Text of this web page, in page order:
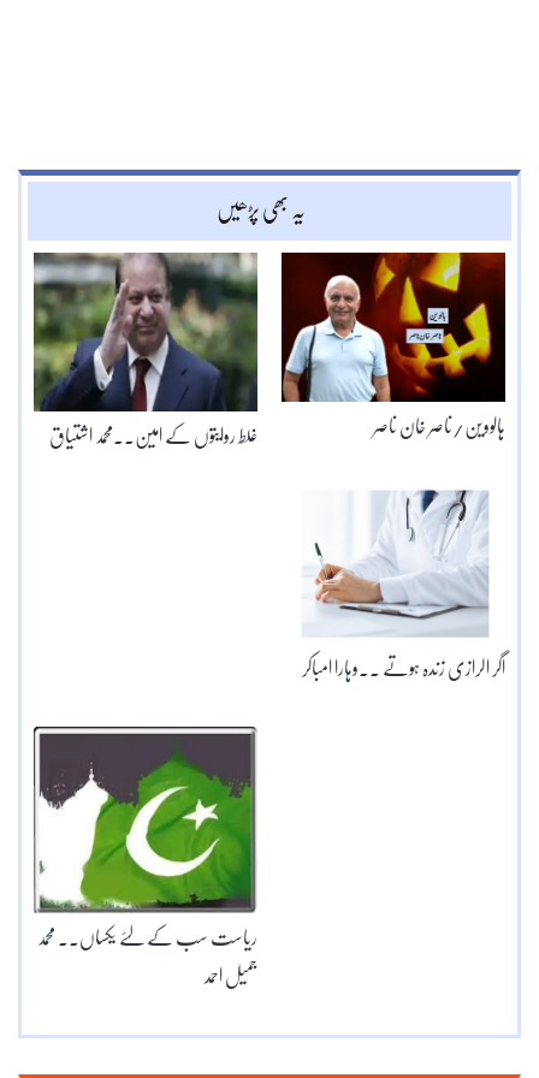
یہ بھی پڑھیں
غلط روایتوں کے امین۔۔محمد اشتیاق
ہالووین/ناصر خان ناصر
اگر الرازی زندہ ہوتے ۔۔وہارا امباکر
ریاست سب کے لئے یکساں۔۔ محمد
جمیل احمد